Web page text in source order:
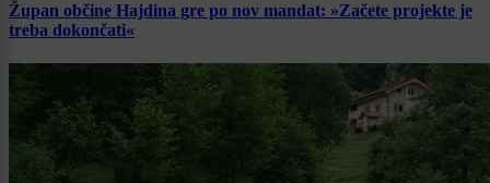
Župan občine Hajdina gre po nov mandat: »Začete projekte je
treba dokončati«